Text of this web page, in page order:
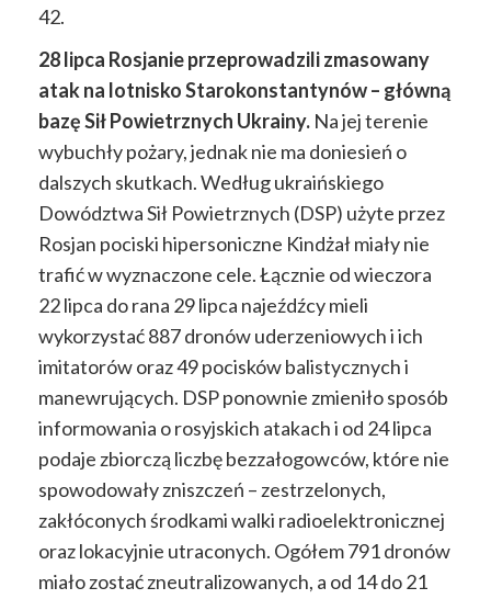
42.
28 lipca Rosjanie przeprowadzili zmasowany
atak na lotnisko Starokonstantynów – główną
bazę Sił Powietrznych Ukrainy. Na jej terenie
wybuchły pożary, jednak nie ma doniesień o
dalszych skutkach. Według ukraińskiego
Dowództwa Sił Powietrznych (DSP) użyte przez
Rosjan pociski hipersoniczne Kindżał miały nie
trafić w wyznaczone cele. Łącznie od wieczora
22 lipca do rana 29 lipca najeźdźcy mieli
wykorzystać 887 dronów uderzeniowych i ich
imitatorów oraz 49 pocisków balistycznych i
manewrujących. DSP ponownie zmieniło sposób
informowania o rosyjskich atakach i od 24 lipca
podaje zbiorczą liczbę bezzałogowców, które nie
spowodowały zniszczeń – zestrzelonych,
zakłóconych środkami walki radioelektronicznej
oraz lokacyjnie utraconych. Ogółem 791 dronów
miało zostać zneutralizowanych, a od 14 do 21